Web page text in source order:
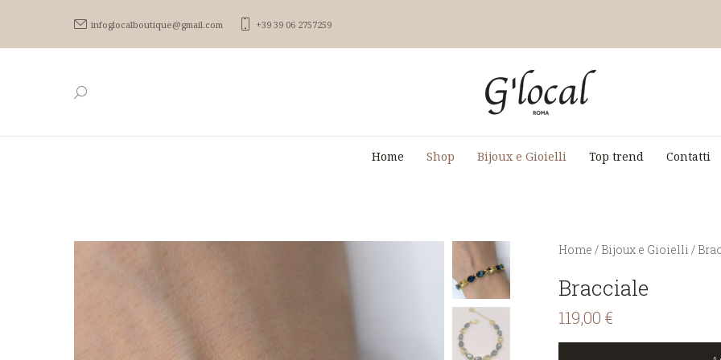
infoglocalboutique@gmail.com +39 39 06 2757259
Home
Shop Bijoux e Gioielli Top trend Contatti
You are here:
Home / Bijoux e Gioielli /
Bracciale
119,00 €